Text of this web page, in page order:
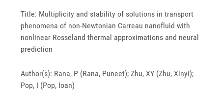
Title: Multiplicity and stability of solutions in transport
phenomena of non-Newtonian Carreau nanofluid with
nonlinear Rosseland thermal approximations and neural
prediction
Author(s): Rana, P (Rana, Puneet); Zhu, XY (Zhu, Xinyi);
Pop, I (Pop, Ioan)